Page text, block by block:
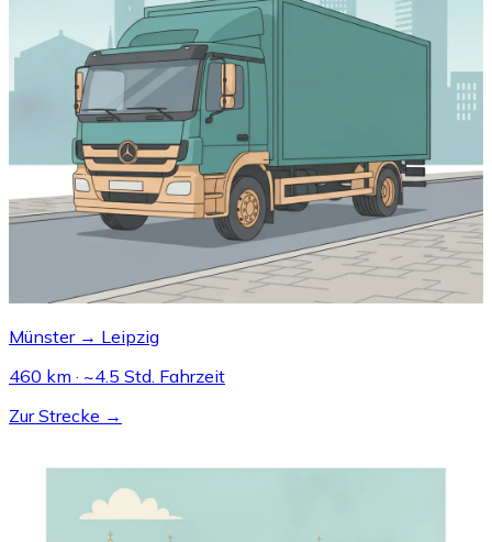
Münster → Leipzig
460 km · ~4.5 Std. Fahrzeit
Zur Strecke →